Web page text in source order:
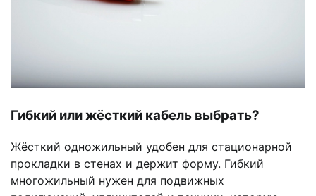
Гибкий или жёсткий кабель выбрать?
Жёсткий одножильный удобен для стационарной
прокладки в стенах и держит форму. Гибкий
многожильный нужен для подвижных